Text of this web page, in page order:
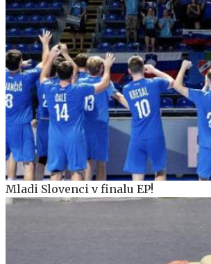
Mladi Slovenci v finalu EP!